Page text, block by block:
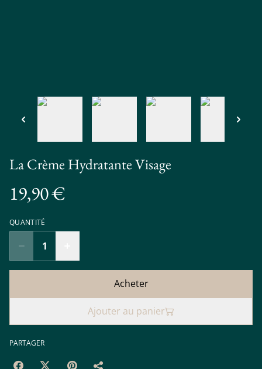
La Crème Hydratante Visage
19,90 €
QUANTITÉ
Acheter
Ajouter au panier
PARTAGER